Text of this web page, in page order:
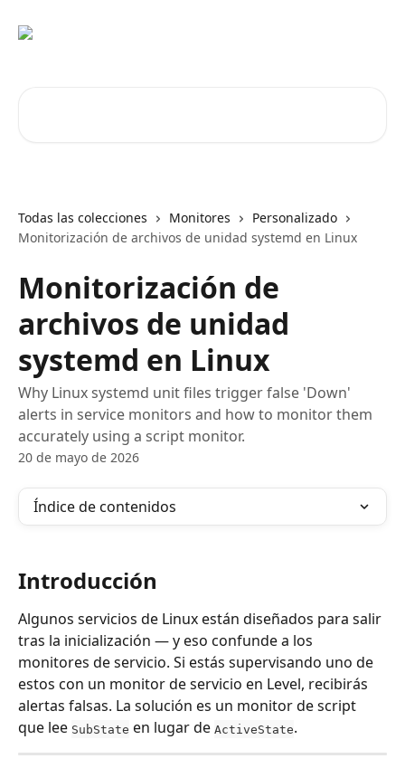
Todas las colecciones Monitores
Personalizado
Monitorización de archivos de unidad systemd en Linux
Monitorización de
archivos de unidad
systemd en Linux
Why Linux systemd unit files trigger false 'Down'
alerts in service monitors and how to monitor them
accurately using a script monitor.
20 de mayo de 2026
Índice de contenidos
Introducción
Algunos servicios de Linux están diseñados para salir
tras la inicialización — y eso confunde a los
monitores de servicio. Si estás supervisando uno de
estos con un monitor de servicio en Level, recibirás
alertas falsas. La solución es un monitor de script
que lee SubState en lugar de ActiveState.